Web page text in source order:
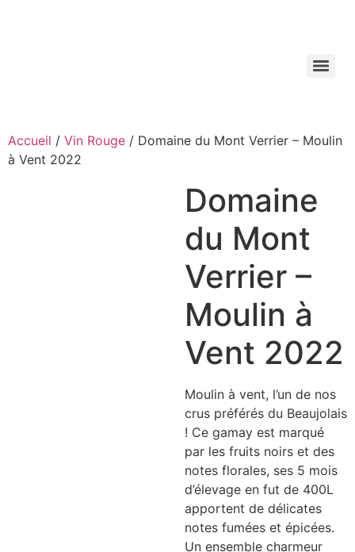
Accueil / Vin Rouge / Domaine du Mont Verrier – Moulin
à Vent 2022
Domaine
du Mont
Verrier –
Moulin à
Vent 2022
Moulin à vent, l’un de nos
crus préférés du Beaujolais
! Ce gamay est marqué
par les fruits noirs et des
notes florales, ses 5 mois
d’élevage en fut de 400L
apportent de délicates
notes fumées et épicées.
Un ensemble charmeur